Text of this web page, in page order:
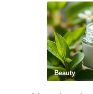
Beauty